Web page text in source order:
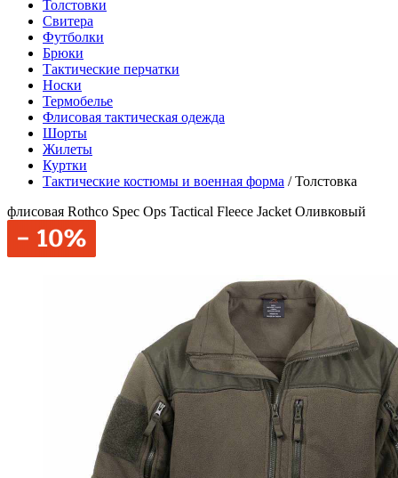
Толстовки
Свитера
Футболки
Брюки
Тактические перчатки
Носки
Термобелье
Флисовая тактическая одежда
Шорты
Жилеты
Куртки
Тактические костюмы и военная форма /Толстовка
флисовая Rothco Spec Ops Tactical Fleece Jacket Оливковый